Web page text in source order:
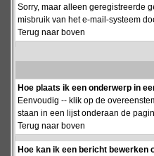
Sorry, maar alleen geregistreerde
misbruik van het e-mail-systeem
Terug naar boven
Hoe plaats ik een onderwerp in
Eenvoudig -- klik op de
staan in een lijst onderaan de
Terug naar boven
Hoe kan ik een bericht bewerken